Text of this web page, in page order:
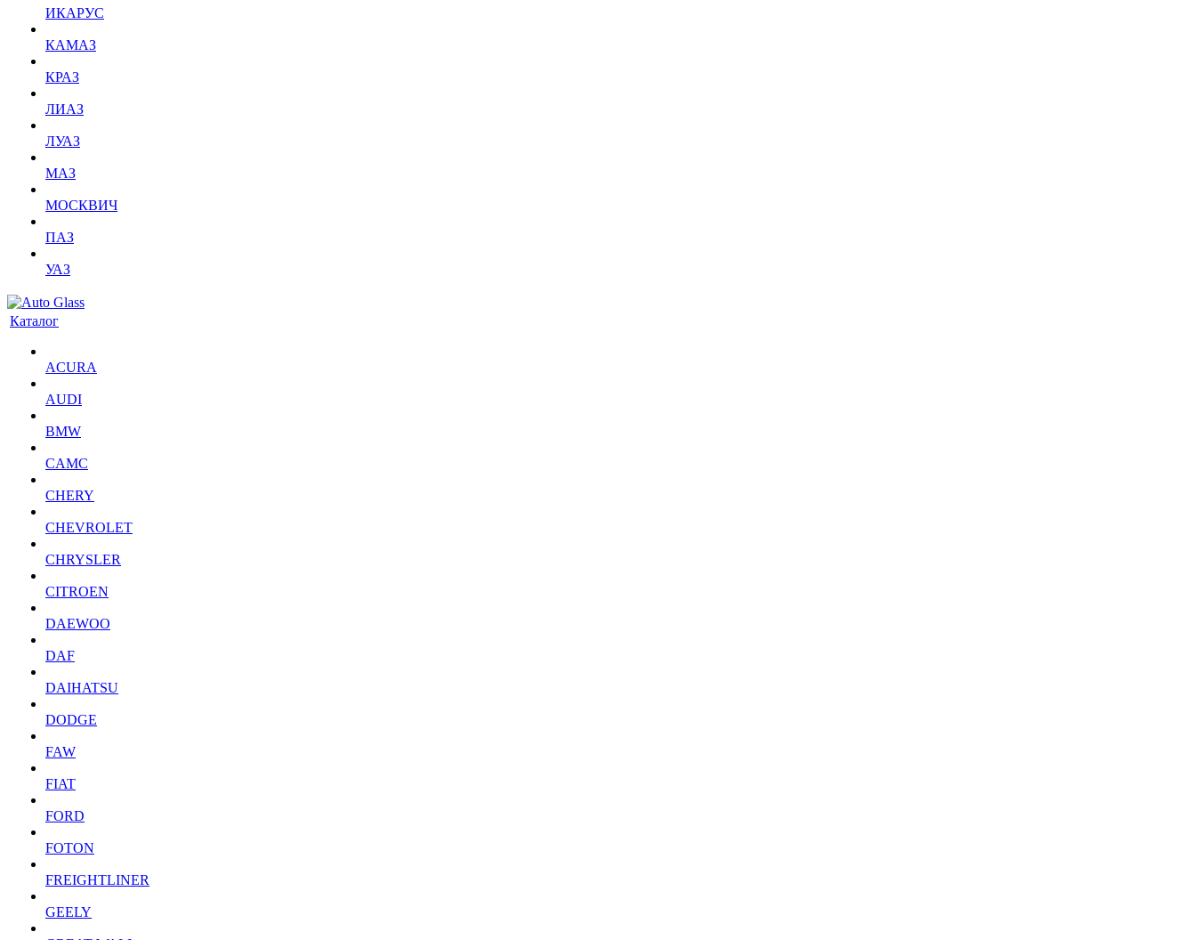
ИКАРУС
КАМАЗ
КРАЗ
ЛИАЗ
ЛУАЗ
МАЗ
МОСКВИЧ
ПАЗ
УАЗ
Каталог
ACURA
AUDI
BMW
CAMC
CHERY
CHEVROLET
CHRYSLER
CITROEN
DAEWOO
DAF
DAIHATSU
DODGE
FAW
FIAT
FORD
FOTON
FREIGHTLINER
GEELY